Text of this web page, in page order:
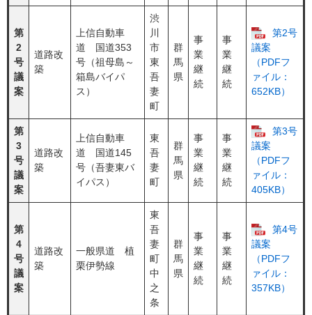
第
2
号
議
案
道路改
築
上信自動車
道 国道353
号（祖母島～
箱島バイパ
ス）
渋
川
市
東
吾
妻
町
群
馬
県
事
業
継
続
事
業
継
続
第2号
議案
（PDFフ
ァイル：
652KB）
第
3
号
議
案
道路改
築
上信自動車
道 国道145
号（吾妻東バ
イパス）
東
吾
妻
町
群
馬
県
事
業
継
続
事
業
継
続
第3号
議案
（PDFフ
ァイル：
405KB）
第
4
号
議
案
道路改
築
一般県道 植
栗伊勢線
東
吾
妻
町
中
之
条
群
馬
県
事
業
継
続
事
業
継
続
第4号
議案
（PDFフ
ァイル：
357KB）